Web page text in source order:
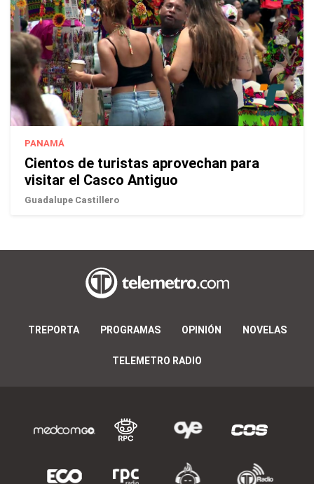
PANAMÁ
Cientos de turistas aprovechan para
visitar el Casco Antiguo
Guadalupe Castillero
TREPORTA PROGRAMAS OPINIÓN NOVELAS
TELEMETRO RADIO